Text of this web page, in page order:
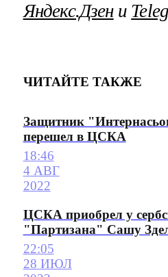
Яндекс.Дзени
ЧИТАЙТЕ ТАКЖЕ
Защитник
перешел в ЦСКА
18:46
4 АВГ
2022
ЦСКА приобрел у
"Партизана" Сашу
22:05
28 ИЮЛ